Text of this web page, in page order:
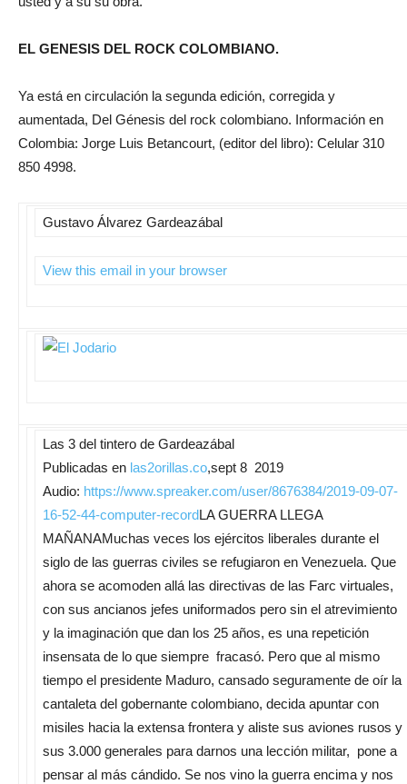
EL GENESIS DEL ROCK COLOMBIANO.
Ya está en circulación la segunda edición, corregida y
aumentada, Del Génesis del rock colombiano. Información en
Colombia: Jorge Luis Betancourt, (editor del libro): Celular 310
850 4998.
Gustavo Álvarez Gardeazábal
View this email in your browser
Las 3 del tintero de Gardeazábal
Publicadas en las2orillas.co,sept 8 2019
Audio: https://www.spreaker.com/user/8676384/2019-09-07-
16-52-44-computer-recordLA GUERRA LLEGA
MAÑANAMuchas veces los ejércitos liberales durante el
siglo de las guerras civiles se refugiaron en Venezuela. Que
ahora se acomoden allá las directivas de las Farc virtuales,
con sus ancianos jefes uniformados pero sin el atrevimiento
y la imaginación que dan los 25 años, es una repetición
insensata de lo que siempre fracasó. Pero que al mismo
tiempo el presidente Maduro, cansado seguramente de oír la
cantaleta del gobernante colombiano, decida apuntar con
misiles hacia la extensa frontera y aliste sus aviones rusos y
sus 3.000 generales para darnos una lección militar, pone a
pensar al más cándido. Se nos vino la guerra encima y nos